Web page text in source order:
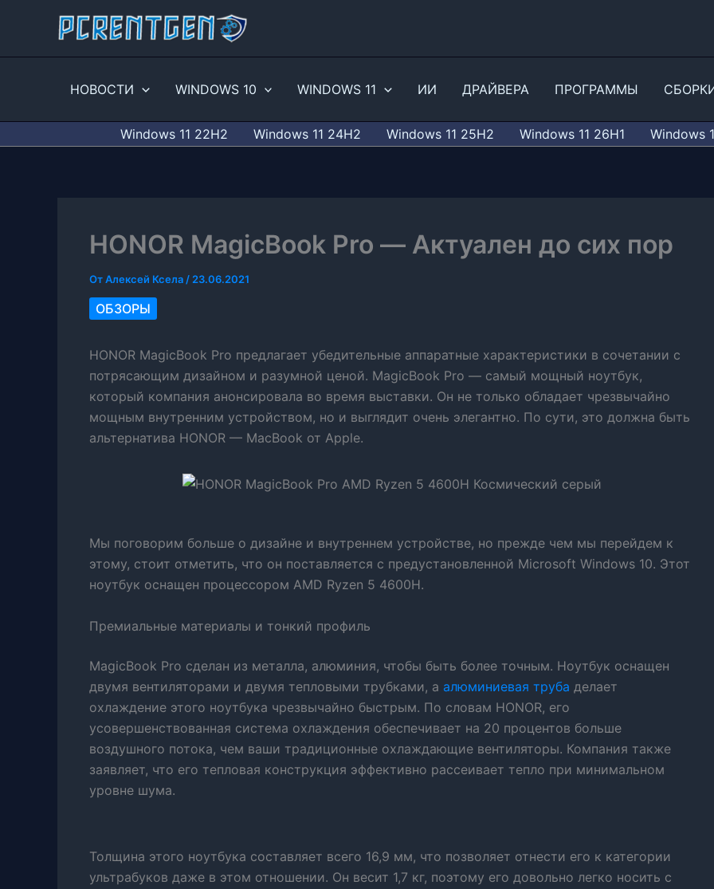
НОВОСТИ WINDOWS 10 WINDOWS 11 ИИ ДРАЙВЕРА ПРОГРАММЫ
Windows 11 22H2 Windows 11 24H2 Windows 11 25H2 Windows 11 26H1 Windows
HONOR MagicBook Pro — Актуален до сих пор
ОтАлексей Ксела / 23.06.2021
ОБЗОРЫ
HONOR MagicBook Pro предлагает убедительные аппаратные характеристики в сочетании с
потрясающим дизайном и разумной ценой. MagicBook Pro — самый мощный ноутбук,
который компания анонсировала во время выставки. Он не только обладает чрезвычайно
мощным внутренним устройством, но и выглядит очень элегантно. По сути, это должна быть
альтернатива HONOR — MacBook от Apple.
Мы поговорим больше о дизайне и внутреннем устройстве, но прежде чем мы перейдем к
этому, стоит отметить, что он поставляется с предустановленной Microsoft Windows 10. Этот
ноутбук оснащен процессором AMD Ryzen 5 4600H.
Премиальные материалы и тонкий профиль
MagicBook Pro сделан из металла, алюминия, чтобы быть более точным. Ноутбук оснащен
двумя вентиляторами и двумя тепловыми трубками, а алюминиевая труба делает
охлаждение этого ноутбука чрезвычайно быстрым. По словам HONOR, его
усовершенствованная система охлаждения обеспечивает на 20 процентов больше
воздушного потока, чем ваши традиционные охлаждающие вентиляторы. Компания также
заявляет, что его тепловая конструкция эффективно рассеивает тепло при минимальном
уровне шума.
Толщина этого ноутбука составляет всего 16,9 мм, что позволяет отнести его к категории
ультрабуков даже в этом отношении. Он весит 1,7 кг, поэтому его довольно легко носить с